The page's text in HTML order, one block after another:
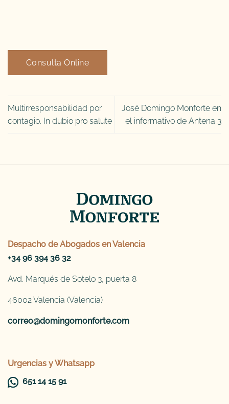
Consulta Online
Multirresponsabilidad por
contagio. In dubio pro salute
José Domingo Monforte en
el informativo de Antena 3
Despacho de Abogados en Valencia
+34 96 394 36 32
Avd. Marqués de Sotelo 3, puerta 8
46002 Valencia (Valencia)
correo@domingomonforte.com
Urgencias y Whatsapp
651 14 15 91